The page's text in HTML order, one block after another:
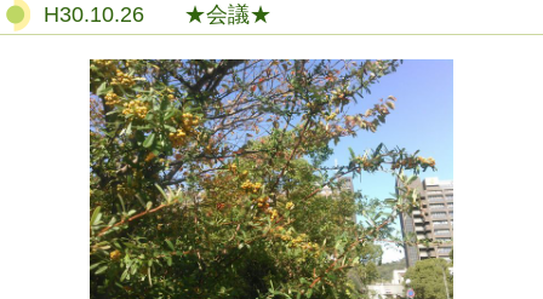
H30.10.26 ★会議★